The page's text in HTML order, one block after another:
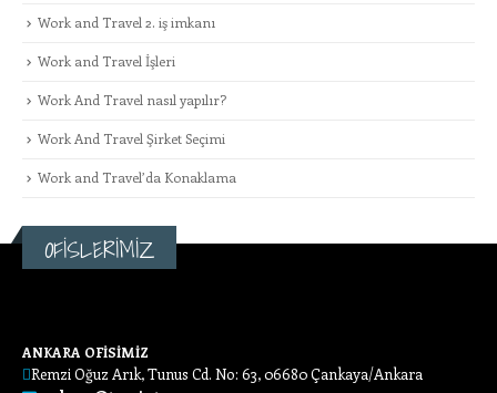
Work and Travel 2. iş imkanı
Work and Travel İşleri
Work And Travel nasıl yapılır?
Work And Travel Şirket Seçimi
Work and Travel’da Konaklama
OFİSLERİMİZ
ANKARA OFİSİMİZ
Remzi Oğuz Arık, Tunus Cd. No: 63, 06680 Çankaya/Ankara